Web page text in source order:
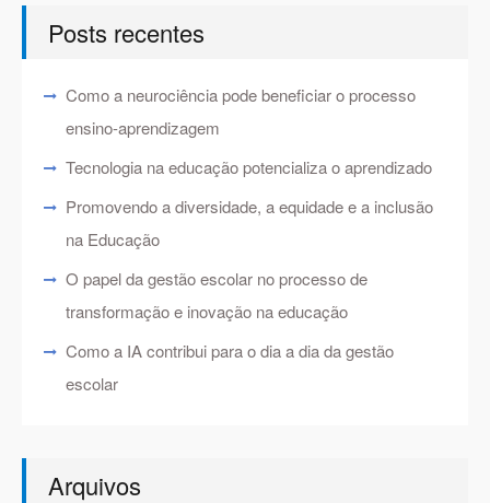
Posts recentes
Como a neurociência pode beneficiar o processo
ensino-aprendizagem
Tecnologia na educação potencializa o aprendizado
Promovendo a diversidade, a equidade e a inclusão
na Educação
O papel da gestão escolar no processo de
transformação e inovação na educação
Como a IA contribui para o dia a dia da gestão
escolar
Arquivos